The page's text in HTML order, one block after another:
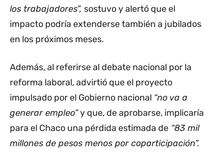
los trabajadores”, sostuvo y alertó que el
impacto podría extenderse también a jubilados
en los próximos meses.
Además, al referirse al debate nacional por la
reforma laboral, advirtió que el proyecto
impulsado por el Gobierno nacional “no va a
generar empleo”y que, de aprobarse, implicaría
para el Chaco una pérdida estimada de “83 mil
millones de pesos menos por coparticipación”.